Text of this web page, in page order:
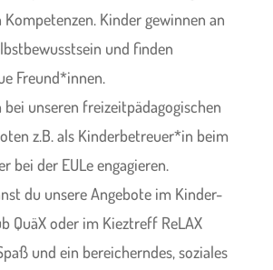
Kinder gewinnen an
und finden
Freund*innen.
bei unseren freizeitpädagogischen
z.B. als Kinderbetreuer*in beim
bei der EULe engagieren.
du unsere Angebote im Kinder-
QuäX oder im Kieztreff ReLAX
und ein bereicherndes, soziales